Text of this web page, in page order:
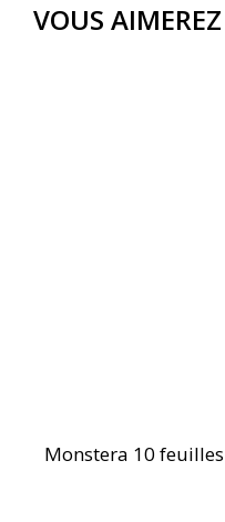
VOUS
Monstera 10